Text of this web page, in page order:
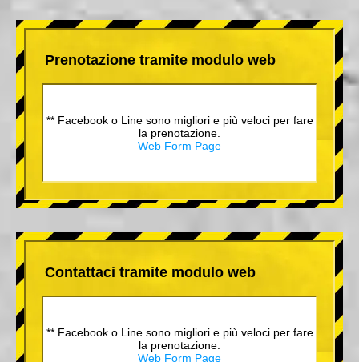
Prenotazione tramite modulo web
** Facebook o Line sono migliori e più veloci per fare
la prenotazione.
Web Form Page
Contattaci tramite modulo web
** Facebook o Line sono migliori e più veloci per fare
la prenotazione.
Web Form Page